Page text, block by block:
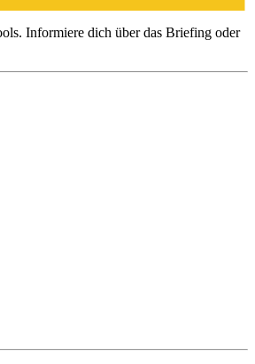
Informiere dich über das Briefing oder